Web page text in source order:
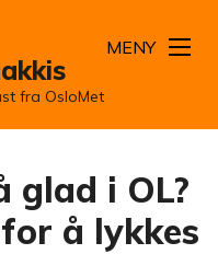
fra OsloMet
MENY
glad i OL?
å lykkes